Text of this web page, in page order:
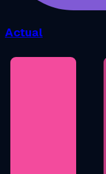
Actual